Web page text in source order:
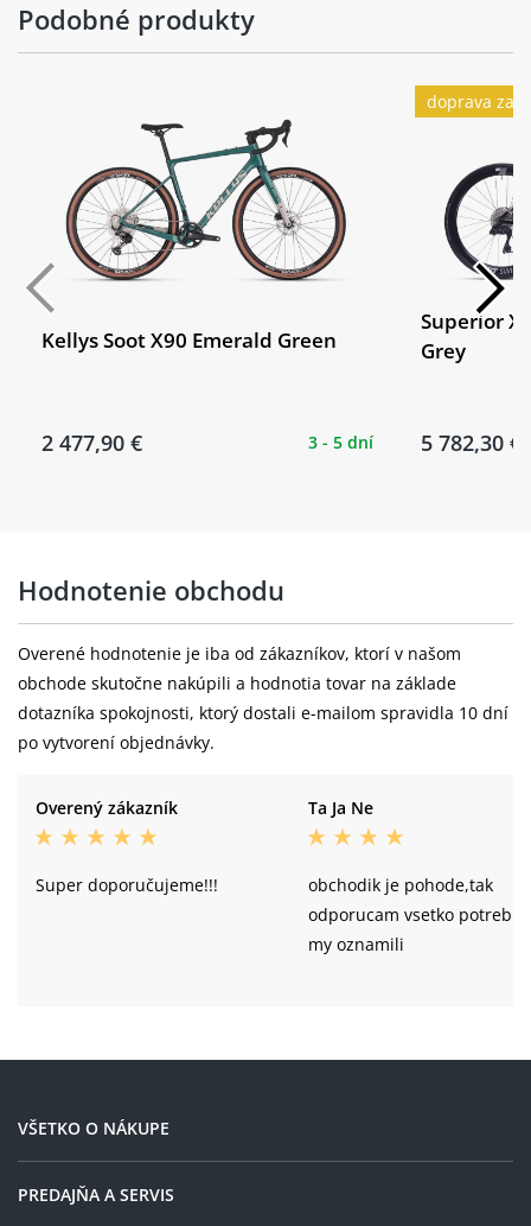
Podobné produkty
Kellys Soot X90 Emerald Green
2 477,90 € 3 - 5 dní
doprava
Superior
Grey
5 782,30 €
Hodnotenie obchodu
Overené hodnotenie je iba od zákazníkov, ktorí v našom
obchode skutočne nakúpili a hodnotia tovar na základe
dotazníka spokojnosti, ktorý dostali e-mailom spravidla 10 dní
po vytvorení objednávky.
Overený zákazník
Super doporučujeme!!!
Ta Ja Ne
obchodik je pohode,tak
odporucam vsetko potrebne
my oznamili
VŠETKO O NÁKUPE
PREDAJŇA A SERVIS